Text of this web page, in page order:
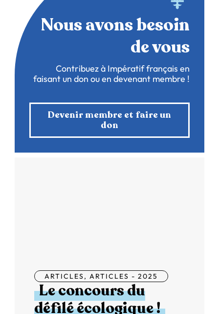
Nous avons besoin
de vous
Contribuez à Impératif français en
faisant un don ou en devenant membre !
Devenir membre et faire un
don
ARTICLES, ARTICLES - 2025
Le concours du
défilé écologique !